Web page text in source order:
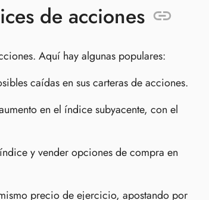
de acciones
Aquí hay algunas populares:
caídas en sus carteras de acciones.
en el índice subyacente, con el
y vender opciones de compra en
precio de ejercicio, apostando por